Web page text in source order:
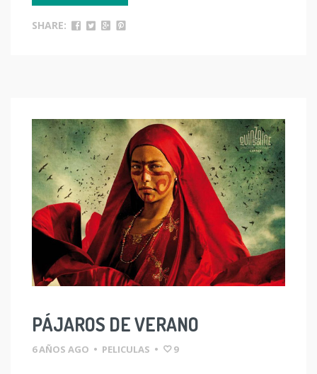
SHARE:
PÁJAROS DE VERANO
6 AÑOS AGO • PELICULAS • 9